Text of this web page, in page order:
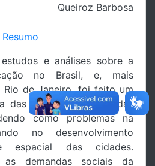
Queiroz Barbosa
Resumo
e análises sobre a
no Brasil, e, mais
Rio de Janeiro, foi feito um
das problemáticas ligadas
como problemas na
no desenvolvimento
espacial das cidades.
as demandas sociais da